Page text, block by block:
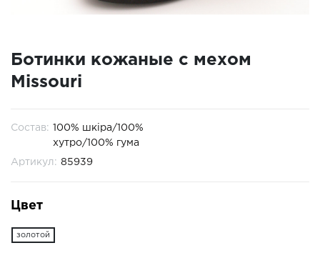
Ботинки кожаные с мехом
Missouri
Состав: 100% шкіра/100%
хутро/100% гума
Артикул: 85939
Цвет
золотой